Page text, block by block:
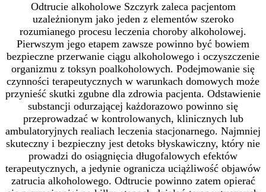
Odtrucie alkoholowe Szczyrk zaleca pacjentom
uzależnionym jako jeden z elementów szeroko
rozumianego procesu leczenia choroby alkoholowej.
Pierwszym jego etapem zawsze powinno być bowiem
bezpieczne przerwanie ciągu alkoholowego i oczyszczenie
organizmu z toksyn poalkoholowych. Podejmowanie się
czynności terapeutycznych w warunkach domowych może
przynieść skutki zgubne dla zdrowia pacjenta. Odstawienie
substancji odurzającej każdorazowo powinno się
przeprowadzać w kontrolowanych, klinicznych lub
ambulatoryjnych realiach leczenia stacjonarnego. Najmniej
skuteczny i bezpieczny jest detoks błyskawiczny, który nie
prowadzi do osiągnięcia długofalowych efektów
terapeutycznych, a jedynie ogranicza uciążliwość objawów
zatrucia alkoholowego. Odtrucie powinno zatem opierać